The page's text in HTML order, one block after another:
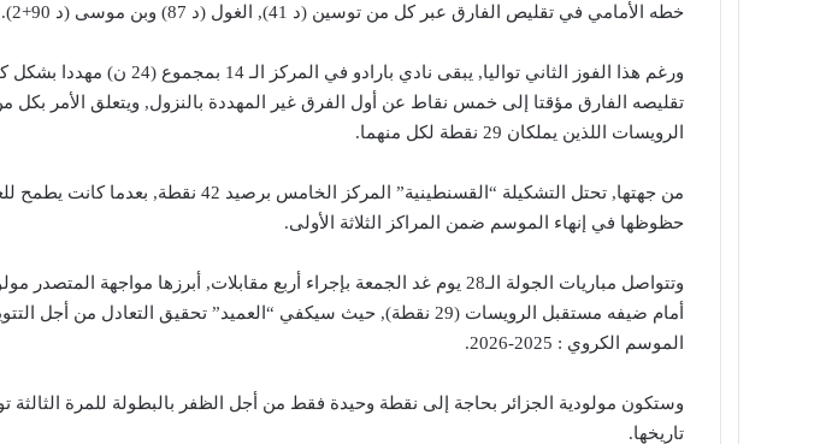
خطه الأمامي في تقليص الفارق عبر كل من توسين (د 41), الغول (د 87) وبن موسى (د 90+2).
ورغم هذا الفوز الثاني تواليا, يبقى نادي بارادو
تقليصه الفارق مؤقتا إلى خمس نقاط عن أول الفرق غير المهددة بالنزول, ويتعلق الأمر بكل
الرويسات اللذين يملكان 29 نقطة لكل منهما.
من جهتها, تحتل التشكيلة “القسنطينية” المركز الخامس
حظوظها في إنهاء الموسم ضمن المراكز الثلاثة الأولى.
أمام ضيفه مستقبل الرويسات (29 نقطة), حيث سيكفي “العميد” تحقيق التعادل من
الموسم الكروي : 2025-2026.
وستكون مولودية الجزائر بحاجة إلى نقطة وحيدة فقط من أجل الظفر بالبطولة للمرة الثالثة
تاريخها.